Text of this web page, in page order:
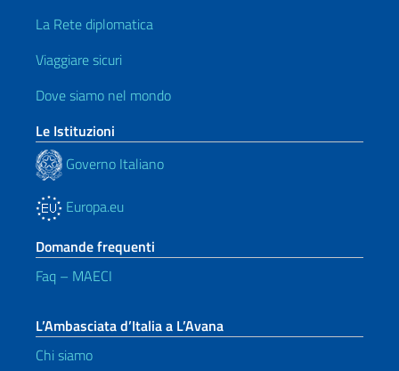
La Rete diplomatica
Viaggiare sicuri
Dove siamo nel mondo
Le Istituzioni
Governo Italiano
Europa.eu
Domande frequenti
Faq – MAECI
L’Ambasciata d’Italia a L’Avana
Chi siamo